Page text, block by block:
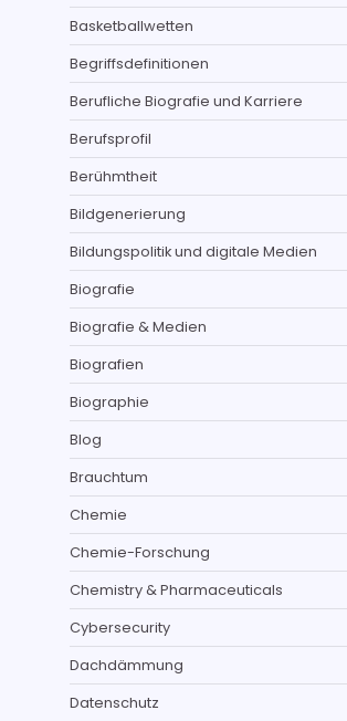
Basketballwetten
Begriffsdefinitionen
Berufliche Biografie und Karriere
Berufsprofil
Berühmtheit
Bildgenerierung
Bildungspolitik und digitale Medien
Biografie
Biografie & Medien
Biografien
Biographie
Blog
Brauchtum
Chemie
Chemie-Forschung
Chemistry & Pharmaceuticals
Cybersecurity
Dachdämmung
Datenschutz